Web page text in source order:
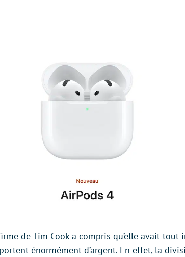
de Tim Cook a compris qu’elle avait
énormément d’argent. En effet, la